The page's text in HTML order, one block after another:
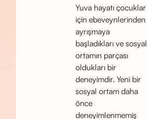
Yuva hayatı çocuklar
için ebeveynlerinden
ayrışmaya
başladıkları ve sosyal
ortamın parçası
oldukları bir
deneyimdir. Yeni bir
sosyal ortam daha
önce
deneyimlenmemiş